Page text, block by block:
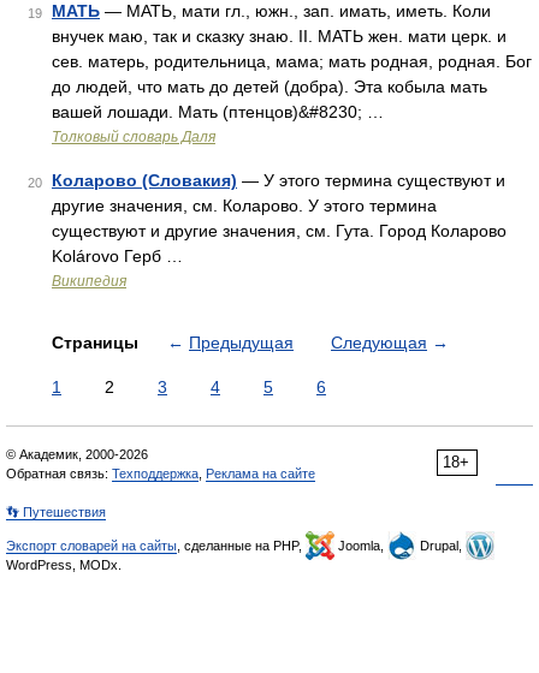
19 МАТЬ — МАТЬ, мати гл., южн., зап. имать, иметь. Коли
внучек маю, так и сказку знаю. II. МАТЬ жен. мати церк. и
сев. матерь, родительница, мама; мать родная, родная. Бог
до людей, что мать до детей (добра). Эта кобыла мать
вашей лошади. Мать (птенцов)&#8230; …
Толковый словарь Даля
20 Коларово (Словакия) — У этого термина существуют и
другие значения, см. Коларово. У этого термина
существуют и другие значения, см. Гута. Город Коларово
Kolárovo Герб …
Википедия
Страницы ← Предыдущая Следующая →
1 2 3 4 5 6
18+
© Академик, 2000-2026
Обратная связь: Техподдержка Реклама на сайте
👣 Путешествия
Экспорт словарей на сайты , сделанные на PHP, Joomla,
Drupal,
WordPress, MODx.